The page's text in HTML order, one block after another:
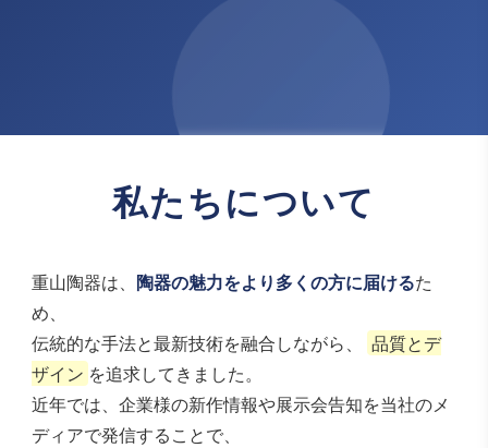
私たちについて
重山陶器は、 陶器の魅力をより多くの方に届けるた
め、
伝統的な手法と最新技術を融合しながら、
品質とデ
ザイン を追求してきました。
近年では、企業様の新作情報や展示会告知を当社のメ
ディアで発信することで、